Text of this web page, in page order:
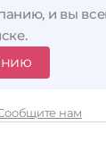
и вы
нам